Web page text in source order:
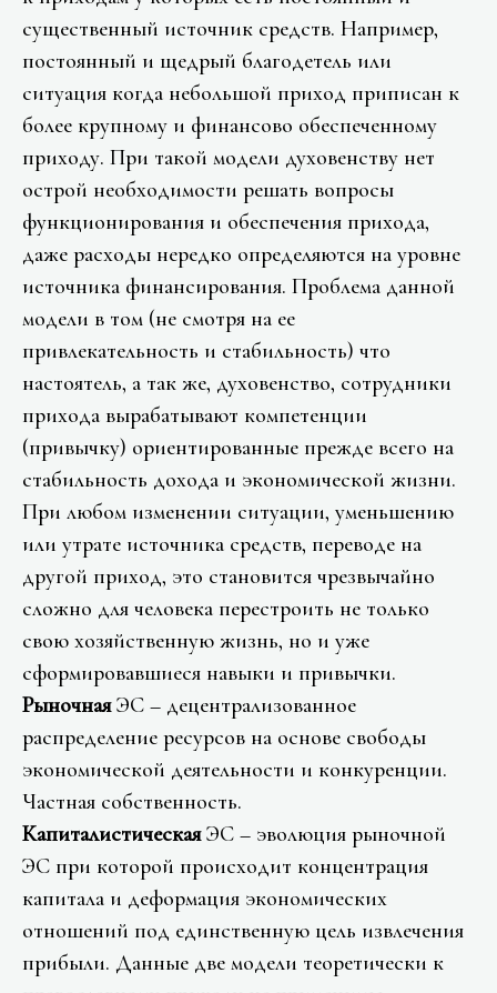
существенный источник средств. Например,
постоянный и щедрый благодетель или
ситуация когда небольшой приход приписан к
более крупному и финансово обеспеченному
приходу. При такой модели духовенству нет
острой необходимости решать вопросы
функционирования и обеспечения прихода,
даже расходы нередко определяются на уровне
источника финансирования. Проблема данной
модели в том (не смотря на ее
привлекательность и стабильность) что
настоятель, а так же, духовенство, сотрудники
прихода вырабатывают компетенции
(привычку) ориентированные прежде всего на
стабильность дохода и экономической жизни.
При любом изменении ситуации, уменьшению
или утрате источника средств, переводе на
другой приход, это становится чрезвычайно
сложно для человека перестроить не только
свою хозяйственную жизнь, но и уже
сформировавшиеся навыки и привычки.
РыночнаяЭС – децентрализованное
распределение ресурсов на основе свободы
экономической деятельности и конкуренции.
Частная собственность.
КапиталистическаяЭС – эволюция рыночной
ЭС при которой происходит концентрация
капитала и деформация экономических
отношений под единственную цель извлечения
прибыли. Данные две модели теоретически к